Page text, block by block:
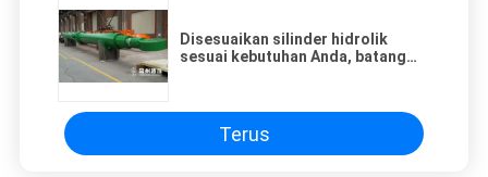
Disesuaikan silinder hidrolik
sesuai kebutuhan Anda, batang
Terus